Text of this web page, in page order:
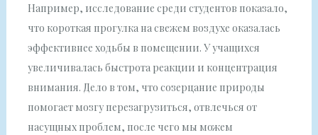
Например, исследование среди студентов показало,
что короткая прогулка на свежем воздухе оказалась
эффективнее ходьбы в помещении. У учащихся
увеличивалась быстрота реакции и концентрация
внимания. Дело в том, что созерцание природы
помогает мозгу перезагрузиться, отвлечься от
насущных проблем, после чего мы можем